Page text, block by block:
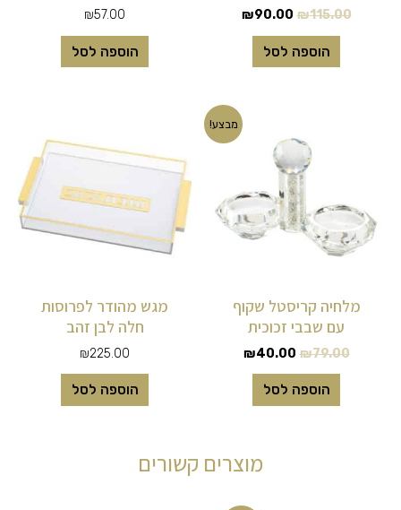
₪115.00
₪90.00
הוספה לסל
₪57.00
הוספה לסל
מבצע!
מלחיה קריסטל שקוף
עם שבבי זכוכית
₪79.00
₪79.00.
₪40.00
המחיר
הנוכחי
הוספה לסל
מגש מהודר לפרוסות
חלה לבן זהב
₪225.00
הוספה לסל
מוצרים קשורים